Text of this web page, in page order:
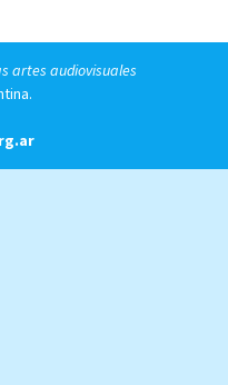
artes audiovisuales